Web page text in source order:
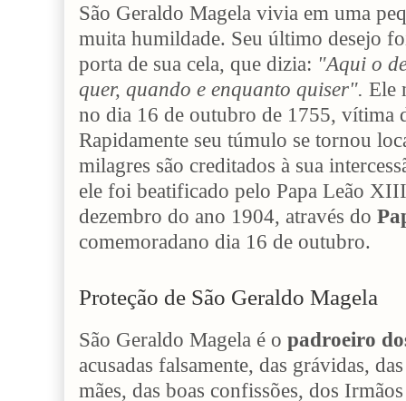
São Geraldo Magela vivia em uma
muita humildade. Seu último desejo
porta de sua cela, que dizia: "Aqui o
quer, quando e enquanto quiser". Ele
no dia 16 de outubro de 1755, vítima
Rapidamente seu túmulo se tornou
milagres são creditados à sua
ele foi beatificado pelo Papa Leão
dezembro do ano 1904, através do
comemoradano dia 16 de outubro.
Proteção de São Geraldo Magela
São Geraldo Magela é o padroeiro
acusadas falsamente, das grávidas,
mães, das boas confissões, dos